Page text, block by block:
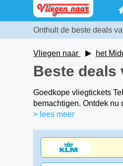
Onthult de beste deals
Vliegen naar het
Beste deals
Goedkope vliegtickets
bemachtigen. Ontdek nu
> lees meer